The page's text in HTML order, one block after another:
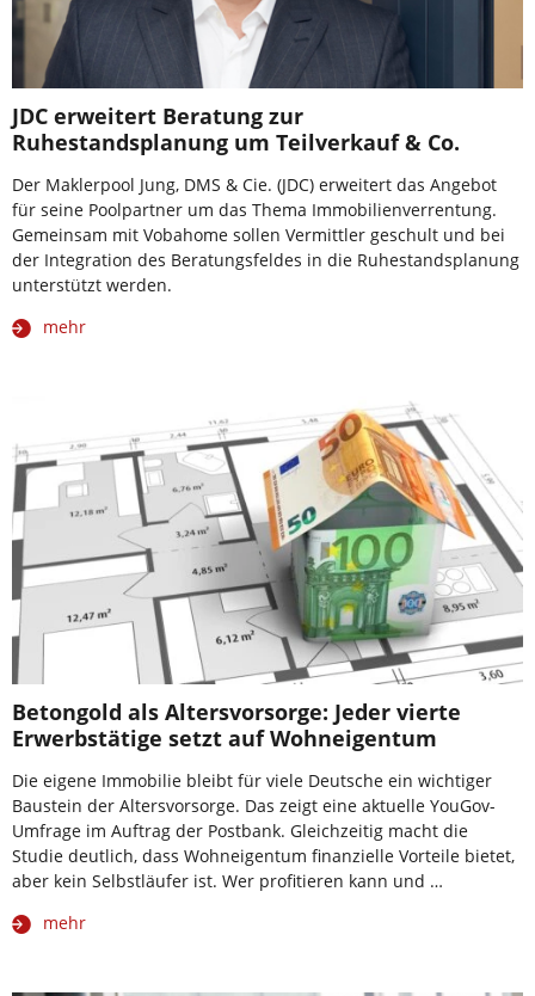
JDC erweitert Beratung zur
Ruhestandsplanung um Teilverkauf & Co.
Der Maklerpool Jung, DMS & Cie. (JDC) erweitert das Angebot
für seine Poolpartner um das Thema Immobilienverrentung.
Gemeinsam mit Vobahome sollen Vermittler geschult und bei
der Integration des Beratungsfeldes in die Ruhestandsplanung
unterstützt werden.
mehr
Betongold als Altersvorsorge: Jeder vierte
Erwerbstätige setzt auf Wohneigentum
Die eigene Immobilie bleibt für viele Deutsche ein wichtiger
Baustein der Altersvorsorge. Das zeigt eine aktuelle YouGov-
Umfrage im Auftrag der Postbank. Gleichzeitig macht die
Studie deutlich, dass Wohneigentum finanzielle Vorteile bietet,
aber kein Selbstläufer ist. Wer profitieren kann und …
mehr